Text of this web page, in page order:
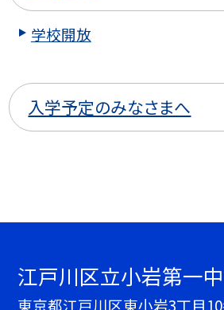
学校開放
入学予定のみなさまへ
江戸川区立小岩第一
東京都江戸川区東小岩3丁目